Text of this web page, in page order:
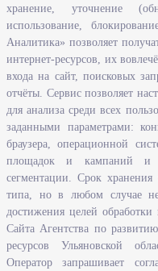
Перечень нормативно -
задачи и функции Агентства
и трудовых ресурсов
Развитие правовой
Ульяновской области
Информация
Законодательство
Льготы организациям и
Иностранная рабочая сила
Информация об отдельных
Подпрограмма «Оказание
хранение, уточнение
использование,
Аналитика» позволяет
интернет-ресурсов, их
входа на сайт, поисковых
отчёты. Сервис позволяет
для анализа среди всех
заданными параметрами:
браузера, операционной
площадок и кампаний и
сегментации. Срок
типа, но в любом случае
достижения целей
Сайта Агентства по
ресурсов Ульяновской
Оператор запрашивает